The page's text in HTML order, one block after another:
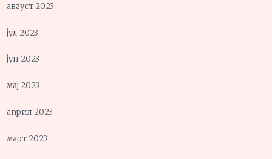
август 2023
јул 2023
јун 2023
мај 2023
април 2023
март 2023